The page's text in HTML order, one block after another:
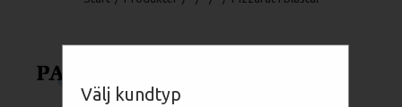
Välj kundtyp